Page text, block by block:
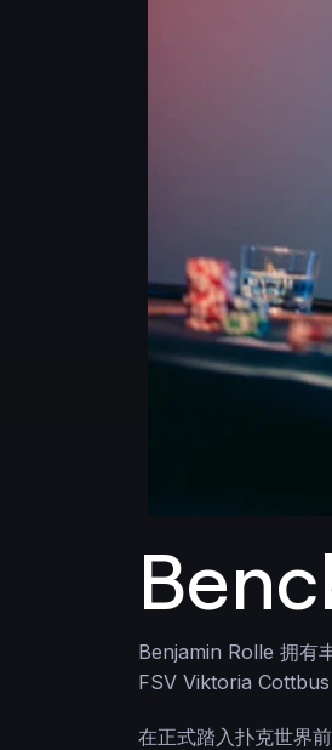
Benjamin Rolle 拥有
FSV Viktoria Cottbus
在正式踏入扑克世界